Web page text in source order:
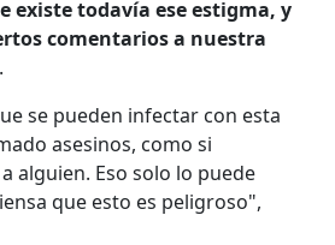
existe todavía ese estigma, y
comentarios a nuestra
se pueden infectar con esta
asesinos, como si
alguien. Eso solo lo puede
que esto es peligroso",